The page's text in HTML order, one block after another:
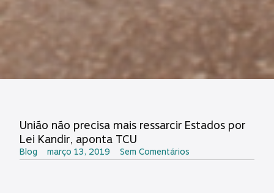
União não precisa mais ressarcir Estados por
Lei Kandir, aponta TCU
Blog março 13, 2019 Sem Comentários